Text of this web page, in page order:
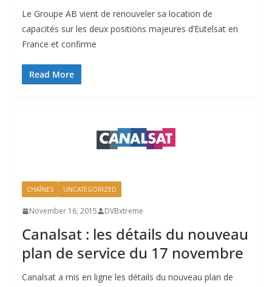
Le Groupe AB vient de renouveler sa location de
capacités sur les deux positions majeures d’Eutelsat en
France et confirme
Read More
CHAÎNES UNCATEGORIZED
November 16, 2015 DVBxtreme
Canalsat : les détails du nouveau
plan de service du 17 novembre
Canalsat a mis en ligne les détails du nouveau plan de